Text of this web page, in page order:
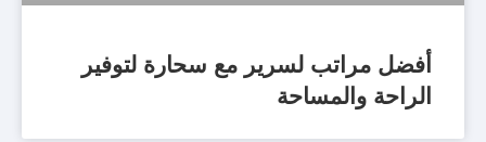
أفضل مراتب لسرير مع سحارة لتوفير
الراحة والمساحة